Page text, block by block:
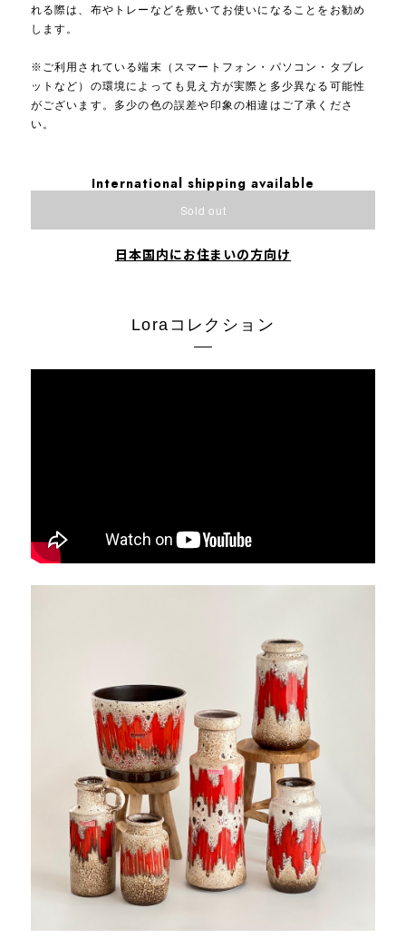
れる際は、布やトレーなどを敷いてお使いになることをお勧め
します。
※ご利用されている端末（スマートフォン・パソコン・タブレ
ットなど）の環境によっても見え方が実際と多少異なる可能性
がございます。多少の色の誤差や印象の相違はご了承くださ
い。
International shipping available
Sold out
日本国内にお住まいの方向け
Loraコレクション